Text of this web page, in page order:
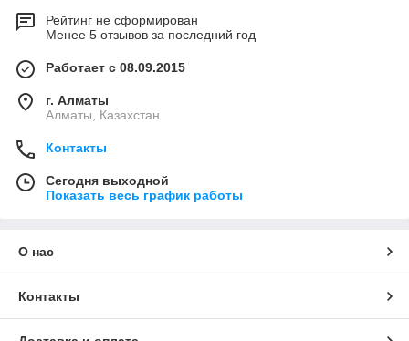
Рейтинг не сформирован
Менее 5 отзывов за последний год
Работает с 08.09.2015
г. Алматы
Алматы, Казахстан
Контакты
Сегодня выходной
Показать весь график работы
О нас
Контакты